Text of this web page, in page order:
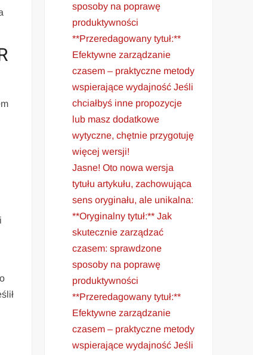
sposoby na poprawę
produktywności
**Przeredagowany tytuł:**
Efektywne zarządzanie
czasem – praktyczne metody
wspierające wydajność Jeśli
chciałbyś inne propozycje
lub masz dodatkowe
wytyczne, chętnie przygotuję
więcej wersji!
Jasne! Oto nowa wersja
tytułu artykułu, zachowująca
sens oryginału, ale unikalna:
**Oryginalny tytuł:** Jak
skutecznie zarządzać
czasem: sprawdzone
sposoby na poprawę
produktywności
**Przeredagowany tytuł:**
Efektywne zarządzanie
czasem – praktyczne metody
wspierające wydajność Jeśli